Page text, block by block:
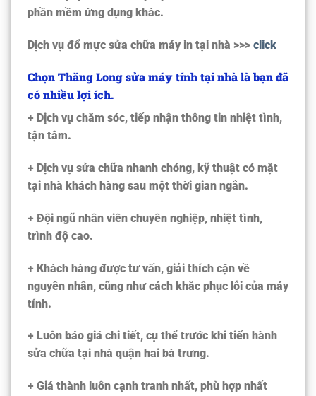
phần mềm ứng dụng khác.
Dịch vụ đổ mực sửa chữa máy in tại nhà >>> click
Chọn Thăng Long sửa máy tính tại nhà là bạn đã
có nhiều lợi ích.
+ Dịch vụ chăm sóc, tiếp nhận thông tin nhiệt tình,
tận tâm.
+ Dịch vụ sửa chữa nhanh chóng, kỹ thuật có mặt
tại nhà khách hàng sau một thời gian ngắn.
+ Đội ngũ nhân viên chuyên nghiệp, nhiệt tình,
trình độ cao.
+ Khách hàng được tư vấn, giải thích cặn về
nguyên nhân, cũng như cách khắc phục lỗi của máy
tính.
+ Luôn báo giá chi tiết, cụ thể trước khi tiến hành
sửa chữa tại nhà quận hai bà trưng.
+ Giá thành luôn cạnh tranh nhất, phù hợp nhất